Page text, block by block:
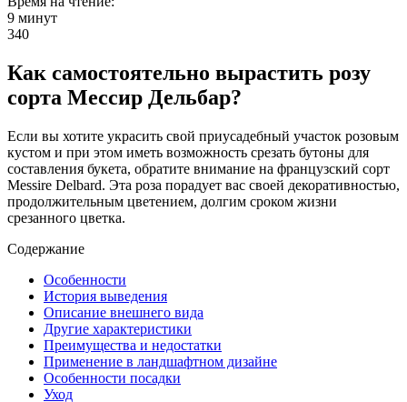
9 минут
340
Как самостоятельно вырастить розу
сорта Мессир Дельбар?
Если вы хотите украсить свой приусадебный участок розовым
кустом и при этом иметь возможность срезать бутоны для
составления букета, обратите внимание на французский сорт
Messire Delbard. Эта роза порадует вас своей декоративностью,
продолжительным цветением, долгим сроком жизни
срезанного цветка.
Содержание
Особенности
История выведения
Описание внешнего вида
Другие характеристики
Преимущества и недостатки
Применение в ландшафтном дизайне
Особенности посадки
Уход